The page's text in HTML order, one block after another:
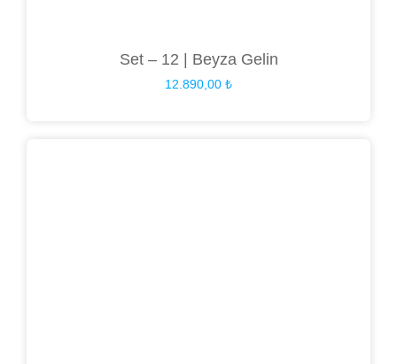
Set – 12 | Beyza Gelin
12.890,00 ₺